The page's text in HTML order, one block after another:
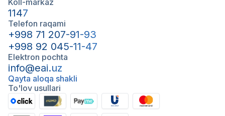
Koll-markaz
1147
Telefon raqami
+998 71 207-91-93
+998 92 045-11-47
Elektron pochta
info@eai.uz
Qayta aloqa shakli
To'lov usullari